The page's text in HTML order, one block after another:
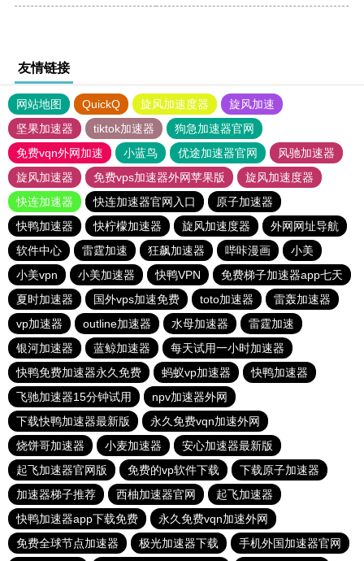
友情链接
网站地图 QuickQ 旋风加速度器
旋风加速
坚果加速器
tiktok加速器
狗急加速器官网
免费vqn外网加速
小蓝鸟 优途加速器官网
风驰加速器
旋风加速器
免费vps加速器外网苹果版
旋风加速度器
快连加速器
快连加速器官网入口
原子加速器
快鸭加速器
快柠檬加速器 旋风加速度器
外网网址导航
软件中心
雷霆加速 狂飙加速器 哔咔漫画
小美
小美vpn
小美加速器 快鸭VPN
免费梯子加速器app七天
夏时加速器
国外vps加速免费 toto加速器
雷轰加速器
vp加速器
outline加速器 水母加速器
雷霆加速
银河加速器
蓝鲸加速器
每天试用一小时加速器
快鸭免费加速器永久免费
蚂蚁vp加速器
快鸭加速器
飞驰加速器15分钟试用
npv加速器外网
下载快鸭加速器最新版
永久免费vqn加速外网
烧饼哥加速器
小麦加速器
安心加速器最新版
起飞加速器官网版
免费的vp软件下载
下载原子加速器
加速器梯子推荐
西柚加速器官网
起飞加速器
快鸭加速器app下载免费
永久免费vqn加速外网
免费全球节点加速器
极光加速器下载 手机外国加速器官网